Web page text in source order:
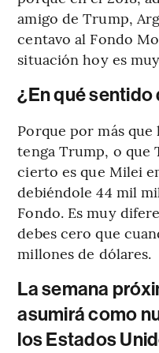
amigo de Trump,
centavo al Fondo
situación hoy es
¿En qué sentido
Porque por más que
tenga Trump, o que
cierto es que Milei
debiéndole 44 mil
Fondo. Es muy
debes cero que
millones de dólares.
La semana
asumirá como
los Estados